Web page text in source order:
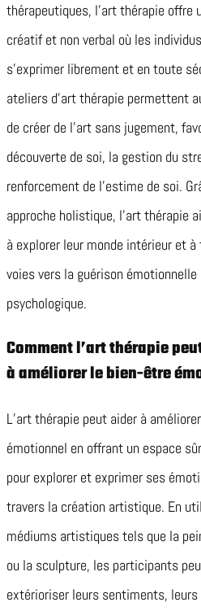
thérapeutiques, l’art thérapie offre
créatif et non verbal où les
s’exprimer librement et en toute
ateliers d’art thérapie permettent
de créer de l’art sans jugement,
découverte de soi, la gestion du
renforcement de l’estime de soi.
approche holistique, l’art thérapie
à explorer leur monde intérieur et à
voies vers la guérison
psychologique.
Comment l’art thérapie
à améliorer le bien-être
L’art thérapie peut aider à
émotionnel en offrant un espace
pour explorer et exprimer ses
travers la création artistique. En
médiums artistiques tels que la
ou la sculpture, les participants
extérioriser leurs sentiments,